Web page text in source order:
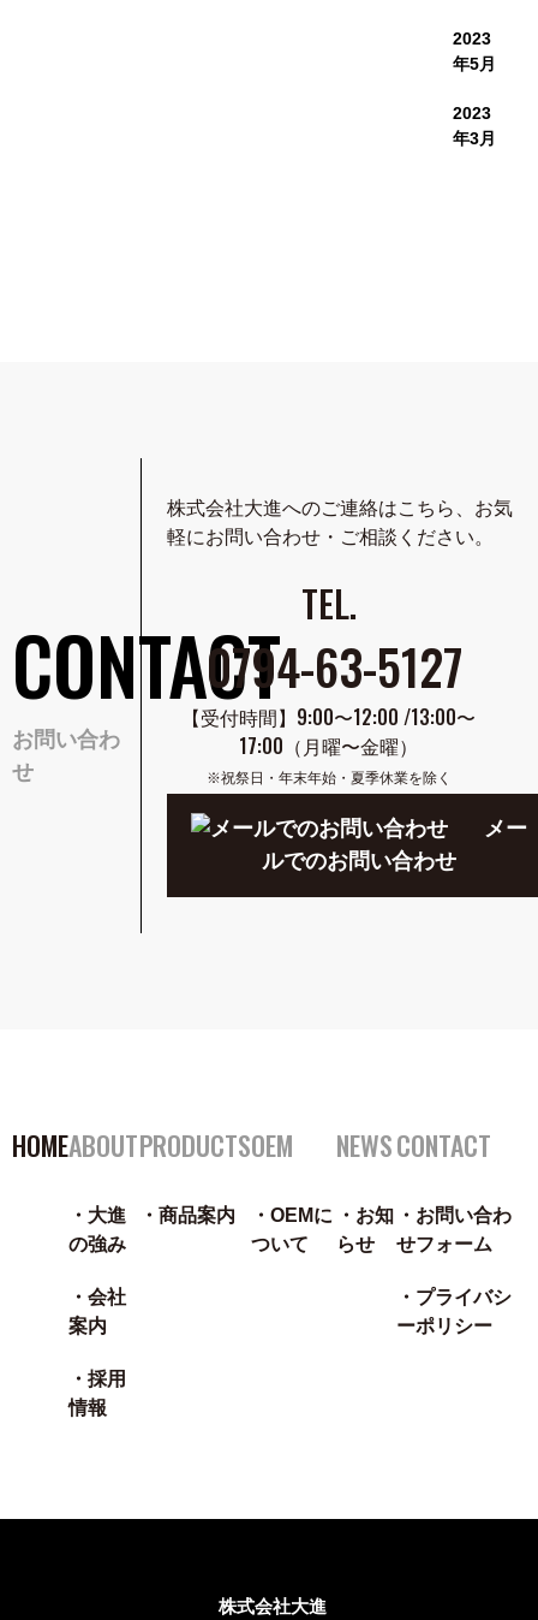
2023
年5月
2023
年3月
CONTACT
お問い合わ
せ
株式会社大進へのご連絡はこちら、 お気
軽にお問い合わせ・ご相談ください。
TEL.
0794-63-5127
【受付時間】9:00〜12:00 /13:00〜
17:00 （月曜〜金曜）
※祝祭日・年末年始・夏季休業を除く
メー
ルでのお問い合わせ
HOMEABOUT
大進
の強み
会社
案内
採用
情報
PRODUCTS
商品案内
OEM
OEMに
ついて
NEWS
お知
らせ
CONTACT
お問い合わ
せフォーム
プライバシ
ーポリシー
株式会社大進